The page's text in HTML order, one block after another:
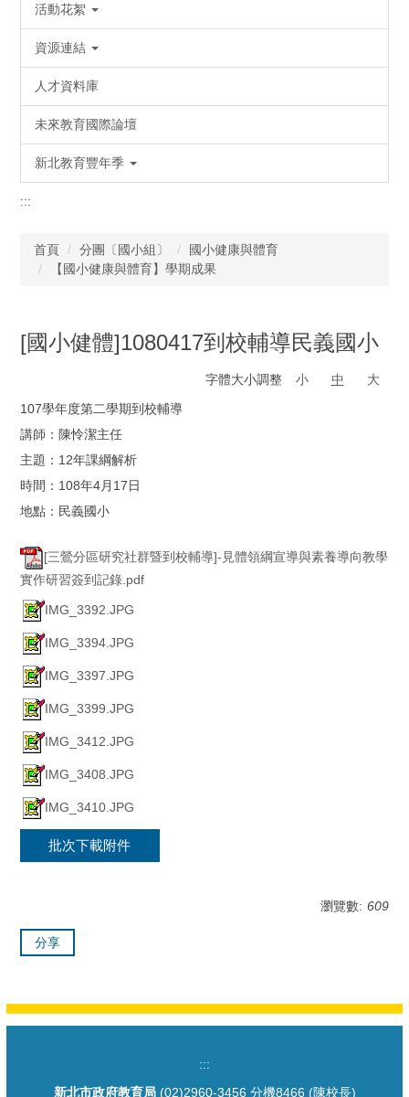
活動花絮
資源連結
人才資料庫
未來教育國際論壇
新北教育豐年季
:::
首頁 分團〔國小組〕
國小健康與體育
【國小健康與體育】學期成果
[國小健體]1080417到校輔導民義國小
字體大小調整 小 中
大
107學年度第二學期到校輔導
講師：陳怜潔主任
主題：12年課綱解析
時間：108年4月17日
地點：民義國小
[三鶯分區研究社群暨到校輔導]-見體領綱宣導與素養導向教學
實作研習簽到記錄.pdf
IMG_3392.JPG
IMG_3394.JPG
IMG_3397.JPG
IMG_3399.JPG
IMG_3412.JPG
IMG_3408.JPG
IMG_3410.JPG
批次下載附件
瀏覽數: 609
分享
:::
新北市政府教育局(02)2960-3456 分機8466 (陳校長)